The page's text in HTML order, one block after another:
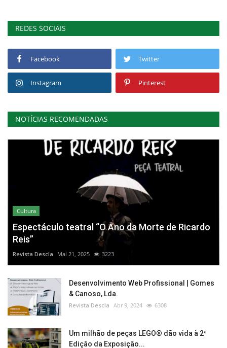
REDES SOCIAIS
Facebook Twitter
Instagram Pinterest
NOTÍCIAS RECOMENDADAS
Cultura
Espectáculo teatral “O Ano da Morte de Ricardo
Reis”
Revista Descla Mai 21, 2025 3223
Desenvolvimento Web Profissional | Gomes
& Canoso, Lda.
Revista Descla Abr 9, 2024 6308
Um milhão de peças LEGO® dão vida à 2ª
Edição da Exposição...